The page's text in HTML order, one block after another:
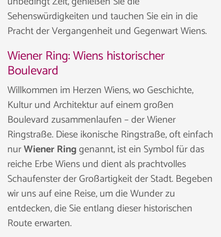
Sehenswürdigkeiten und tauchen Sie ein in die
Pracht der Vergangenheit und Gegenwart Wiens.
Wiener Ring: Wiens historischer
Boulevard
Willkommen im Herzen Wiens, wo Geschichte,
Kultur und Architektur auf einem großen
Boulevard zusammenlaufen – der Wiener
Ringstraße. Diese ikonische Ringstraße, oft einfach
nurWiener Ringgenannt, ist ein Symbol für das
reiche Erbe Wiens und dient als prachtvolles
Schaufenster der Großartigkeit der Stadt. Begeben
wir uns auf eine Reise, um die Wunder zu
entdecken, die Sie entlang dieser historischen
Route erwarten.